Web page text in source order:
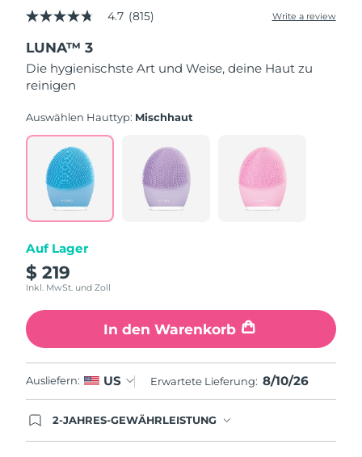
4.7
of
5
stars,
average
value.
Read
815
Reviews.
Same
page
link.
4.7 (815) Write a review
LUNA™ 3
Die hygienischste Art und Weise, deine Haut zu
reinigen
Auswählen Hauttyp: Mischhaut
Auf Lager
$ 219
Inkl. MwSt. und Zoll
In den Warenkorb
Ausliefern: US Erwartete Lieferung: 8/10/26
2-JAHRES-GEWÄHRLEISTUNG